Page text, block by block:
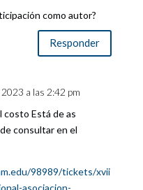
como autor?
Responder
a las 2:42 pm
costo Está de as
consultar en el
98989/tickets/xvii
asociacion-